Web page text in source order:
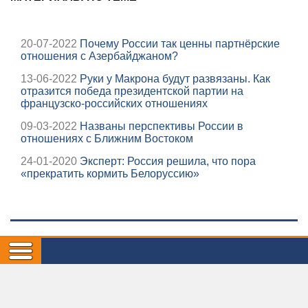
20-07-2022 Почему России так ценны партнёрские
отношения с Азербайджаном?
13-06-2022 Руки у Макрона будут развязаны. Как
отразится победа президентской партии на
французско-российских отношениях
09-03-2022 Названы перспективы России в
отношениях с Ближним Востоком
24-01-2020 Эксперт: Россия решила, что пора
«прекратить кормить Белоруссию»
САМОЕ ЧИТАЕМОЕ